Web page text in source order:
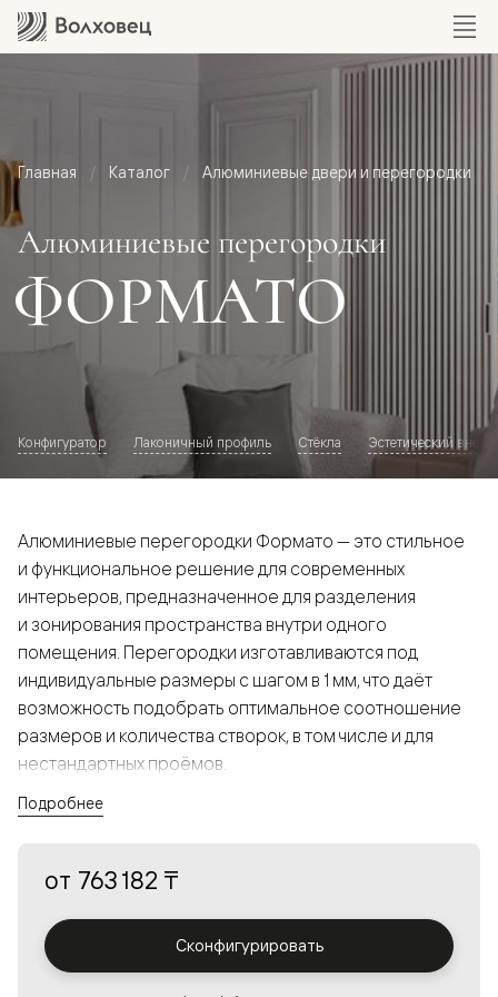
Главная Каталог Алюминиевые двери и перегородки
Алюминиевые перегородки
ФОРМАТО
Конфигуратор Лаконичный профиль Стёкла Эстетический
Алюминиевые перегородки Формато — это стильное
и функциональное решение для современных
интерьеров, предназначенное для разделения
и зонирования пространства внутри одного
помещения. Перегородки изготавливаются под
индивидуальные размеры с шагом в 1 мм, что даёт
возможность подобрать оптимальное соотношение
размеров и количества створок, в том числе и для
нестандартных проёмов.
а большой выбор вставок из стекла с различными
решения в интерьере и варьировать освещённость.
Подробнее
от 763 182 ₸
Сконфигурировать